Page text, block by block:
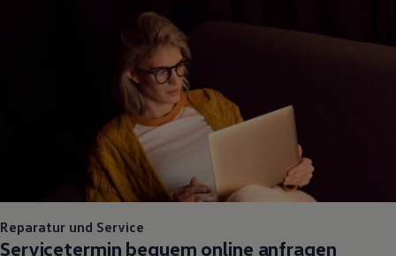
Reparatur und Service
Servicetermin bequem online anfragen